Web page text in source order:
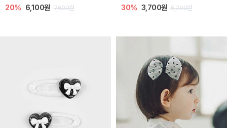
20% 6,100원 7,600원 30% 3,700원 5,200원